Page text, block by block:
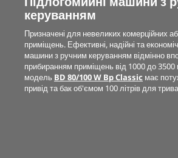
керуванням
Призначені для невеликих комерційних
приміщень. Ефективні, надійні та
машини з ручним керуванням відмінно
прибиранням приміщень від 1000 до
модель BD 80/100 W Bp Classic має
привід та бак об'ємом 100 літрів для